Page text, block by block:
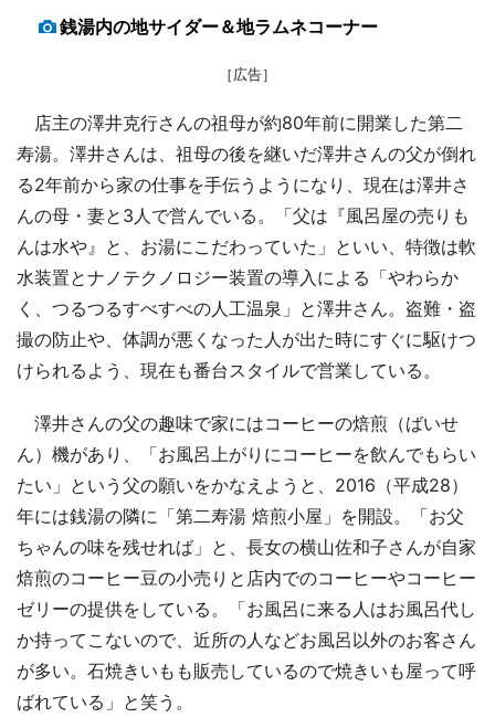
銭湯内の地サイダー＆地ラムネコーナー
［広告］
店主の澤井克行さんの祖母が約80年前に開業した第二
寿湯。澤井さんは、祖母の後を継いだ澤井さんの父が倒れ
る2年前から家の仕事を手伝うようになり、現在は澤井さ
んの母・妻と3人で営んでいる。「父は『風呂屋の売りも
んは水や』と、お湯にこだわっていた」といい、特徴は軟
水装置とナノテクノロジー装置の導入による「やわらか
く、つるつるすべすべの人工温泉」と澤井さん。盗難・盗
撮の防止や、体調が悪くなった人が出た時にすぐに駆けつ
けられるよう、現在も番台スタイルで営業している。
澤井さんの父の趣味で家にはコーヒーの焙煎（ばいせ
ん）機があり、「お風呂上がりにコーヒーを飲んでもらい
たい」という父の願いをかなえようと、2016（平成28）
年には銭湯の隣に「第二寿湯 焙煎小屋」を開設。「お父
ちゃんの味を残せれば」と、長女の横山佐和子さんが自家
焙煎のコーヒー豆の小売りと店内でのコーヒーやコーヒー
ゼリーの提供をしている。「お風呂に来る人はお風呂代し
か持ってこないので、近所の人などお風呂以外のお客さん
が多い。石焼きいもも販売しているので焼きいも屋って呼
ばれている」と笑う。